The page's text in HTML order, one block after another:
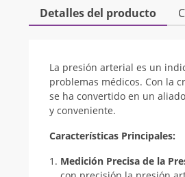
Detalles del producto
La presión arterial es un
problemas médicos. Con la
se ha convertido en un
y conveniente.
Características Principales:
Medición Precisa de la